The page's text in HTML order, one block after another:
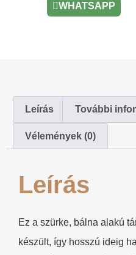
WHATSAPP
Leírás További
Vélemények (0)
Leírás
Ez a szürke, bálna alakú
készült, így hosszú ideig